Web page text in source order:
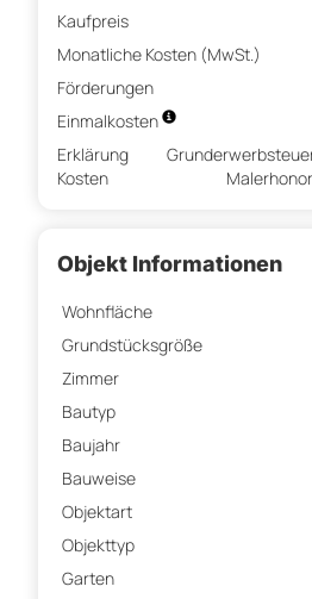
Kaufpreis
Monatliche Kosten (MwSt.)
Förderungen
Einmalkosten
Erklärung
Kosten
Objekt Informationen
Wohnfläche
Grundstücksgröße
Zimmer
Bautyp
Baujahr
Bauweise
Objektart
Objekttyp
Garten